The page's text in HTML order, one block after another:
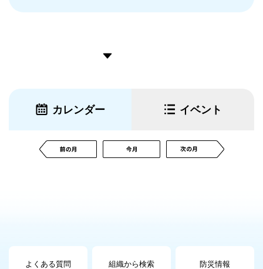
カレンダー イベント
よくある質問 組織から検索 防災情報